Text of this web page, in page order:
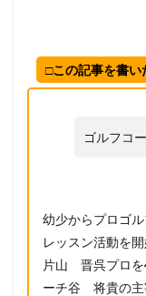
□この記事を書い
ゴルフコ
幼少からプロゴ
レッスン活動を開
片山 晋呉プロを
ーチ谷 将貴の主